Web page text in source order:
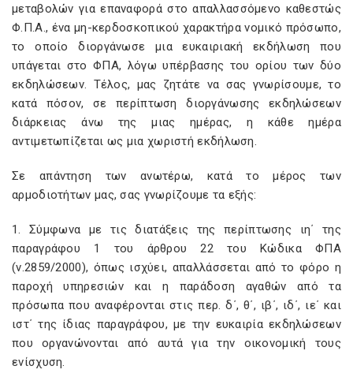
μεταβολών για επαναφορά στο απαλλασσόμενο καθεστώς
Φ.Π.Α., ένα μη-κερδοσκοπικού χαρακτήρα νομικό πρόσωπο,
το οποίο διοργάνωσε μια ευκαιριακή εκδήλωση που
υπάγεται στο ΦΠΑ, λόγω υπέρβασης του ορίου των δύο
εκδηλώσεων. Τέλος, μας ζητάτε να σας γνωρίσουμε, το
κατά πόσον, σε περίπτωση διοργάνωσης εκδηλώσεων
διάρκειας άνω της μιας ημέρας, η κάθε ημέρα
αντιμετωπίζεται ως μια χωριστή εκδήλωση.
Σε απάντηση των ανωτέρω, κατά το μέρος των
αρμοδιοτήτων μας, σας γνωρίζουμε τα εξής:
1. Σύμφωνα με τις διατάξεις της περίπτωσης ιη΄ της
παραγράφου 1 του άρθρου 22 του Κώδικα ΦΠΑ
(ν.2859/2000), όπως ισχύει, απαλλάσσεται από το φόρο η
παροχή υπηρεσιών και η παράδοση αγαθών από τα
πρόσωπα που αναφέρονται στις περ. δ΄, θ΄, ιβ΄, ιδ΄, ιε΄ και
ιστ΄ της ίδιας παραγράφου, με την ευκαιρία εκδηλώσεων
που οργανώνονται από αυτά για την οικονομική τους
ενίσχυση.